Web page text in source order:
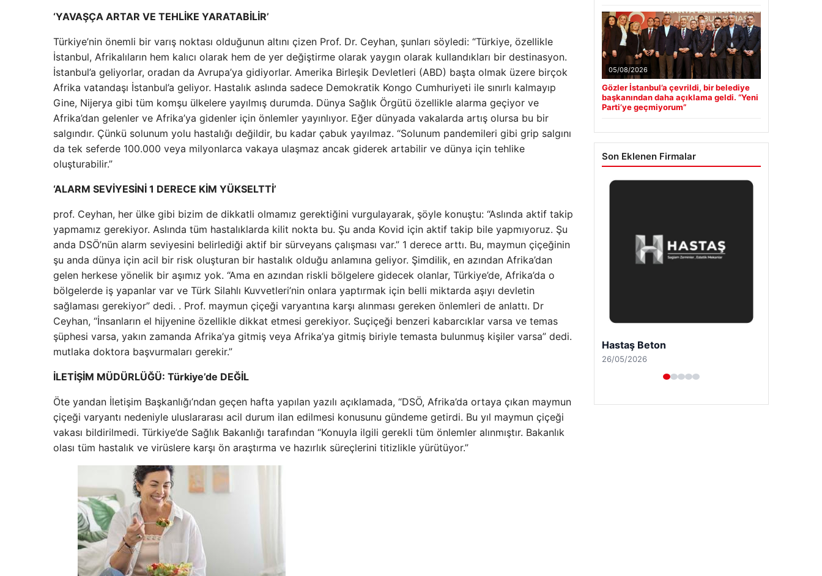
‘YAVAŞÇA ARTAR VE TEHLİKE YARATABİLİR’
Türkiye’nin önemli bir varış noktası olduğunun altını çizen Prof. Dr. Ceyhan, şunları söyledi: “Türkiye, özellikle
İstanbul, Afrikalıların hem kalıcı olarak hem de yer değiştirme olarak yaygın olarak kullandıkları bir destinasyon.
İstanbul’a geliyorlar, oradan da Avrupa’ya gidiyorlar. Amerika Birleşik Devletleri (ABD) başta olmak üzere birçok
Afrika vatandaşı İstanbul’a geliyor. Hastalık aslında sadece Demokratik Kongo Cumhuriyeti ile sınırlı kalmayıp
Gine, Nijerya gibi tüm komşu ülkelere yayılmış durumda. Dünya Sağlık Örgütü özellikle alarma geçiyor ve
Afrika’dan gelenler ve Afrika’ya gidenler için önlemler yayınlıyor. Eğer dünyada vakalarda artış olursa bu bir
salgındır. Çünkü solunum yolu hastalığı değildir, bu kadar çabuk yayılmaz. “Solunum pandemileri gibi grip salgını
da tek seferde 100.000 veya milyonlarca vakaya ulaşmaz ancak giderek artabilir ve dünya için tehlike
oluşturabilir.”
‘ALARM SEVİYESİNİ 1 DERECE KİM YÜKSELTTİ’
prof. Ceyhan, her ülke gibi bizim de dikkatli olmamız gerektiğini vurgulayarak, şöyle konuştu: “Aslında aktif takip
yapmamız gerekiyor. Aslında tüm hastalıklarda kilit nokta bu. Şu anda Kovid için aktif takip bile yapmıyoruz. Şu
anda DSÖ’nün alarm seviyesini belirlediği aktif bir sürveyans çalışması var.” 1 derece arttı. Bu, maymun çiçeğinin
şu anda dünya için acil bir risk oluşturan bir hastalık olduğu anlamına geliyor. Şimdilik, en azından Afrika’dan
gelen herkese yönelik bir aşımız yok. “Ama en azından riskli bölgelere gidecek olanlar, Türkiye’de, Afrika’da o
bölgelerde iş yapanlar var ve Türk Silahlı Kuvvetleri’nin onlara yaptırmak için belli miktarda aşıyı devletin
sağlaması gerekiyor” dedi. . Prof. maymun çiçeği varyantına karşı alınması gereken önlemleri de anlattı. Dr
Ceyhan, “İnsanların el hijyenine özellikle dikkat etmesi gerekiyor. Suçiçeği benzeri kabarcıklar varsa ve temas
şüphesi varsa, yakın zamanda Afrika’ya gitmiş veya Afrika’ya gitmiş biriyle temasta bulunmuş kişiler varsa” dedi.
mutlaka doktora başvurmaları gerekir.”
İLETİŞİM MÜDÜRLÜĞÜ: Türkiye’de DEĞİL
Öte yandan İletişim Başkanlığı’ndan geçen hafta yapılan yazılı açıklamada, “DSÖ, Afrika’da ortaya çıkan maymun
çiçeği varyantı nedeniyle uluslararası acil durum ilan edilmesi konusunu gündeme getirdi. Bu yıl maymun çiçeği
vakası bildirilmedi. Türkiye’de Sağlık Bakanlığı tarafından “Konuyla ilgili gerekli tüm önlemler alınmıştır. Bakanlık
olası tüm hastalık ve virüslere karşı ön araştırma ve hazırlık süreçlerini titizlikle yürütüyor.”
05/08/2026
Gözler İstanbul’a çevrildi, bir belediye
başkanından daha açıklama geldi. “Yeni
Parti’ye geçmiyorum”
Son Eklenen Firmalar
Prenses Night Club
29/04/2026